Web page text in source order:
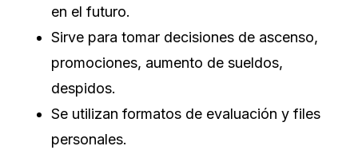
en el futuro.
Sirve para tomar decisiones de ascenso,
promociones, aumento de sueldos,
despidos.
Se utilizan formatos de evaluación y files
personales.